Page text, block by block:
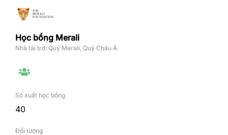
Học bổng Merali
Nhà tài trợ: Quỹ Merali, Quỹ Châu Á
Số xuất học bổng
40
Đối tượng